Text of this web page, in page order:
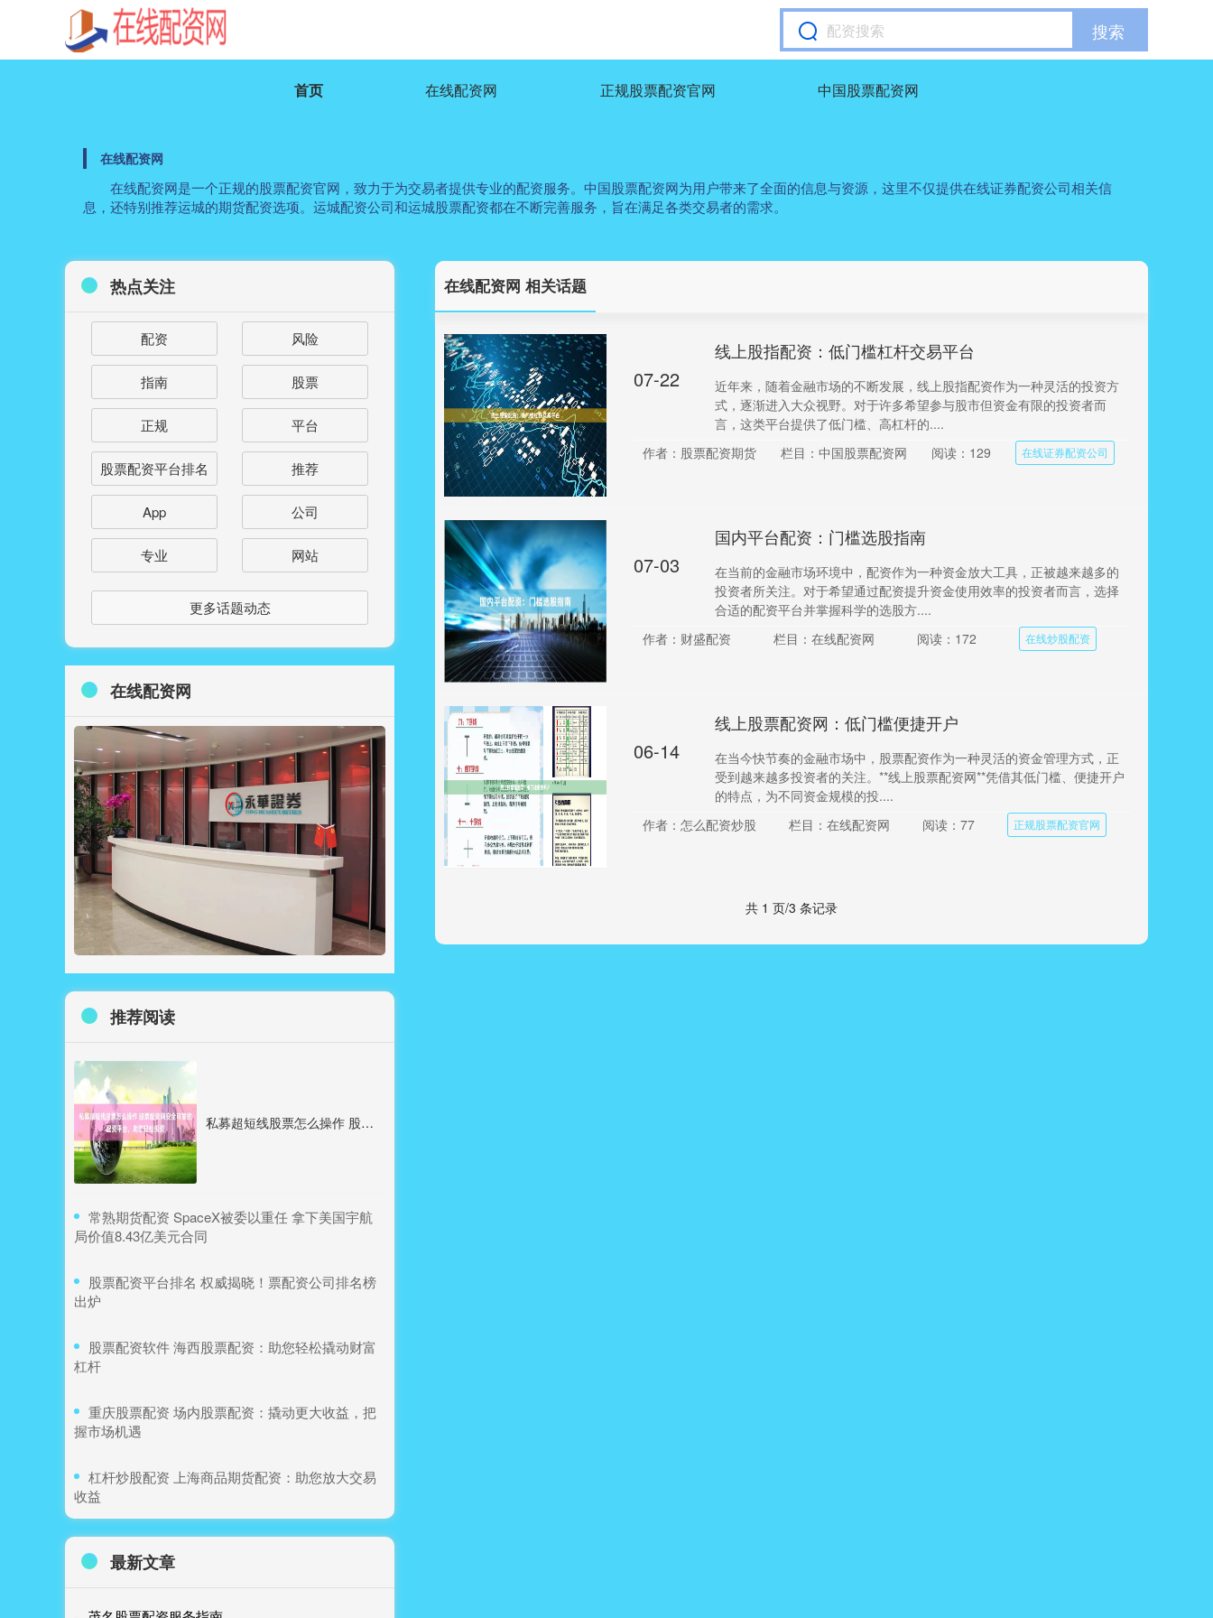
搜索
首页 在线配资网 正规股票配资官网 中国股票配资网
在线配资网
在线配资网是一个正规的股票配资官网，致力于为交易者提供专业的配资服务。中国股票配资网为用户带来了全面的信息与资源，这里不仅提供在线证券配资公司相关信
息，还特别推荐运城的期货配资选项。运城配资公司和运城股票配资都在不断完善服务，旨在满足各类交易者的需求。
在线配资网 相关话题
07-22
线上股指配资：低门槛杠杆交易平台
近年来，随着金融市场的不断发展，线上股指配资作为一种灵活的投资方
式，逐渐进入大众视野。对于许多希望参与股市但资金有限的投资者而
言，这类平台提供了低门槛、高杠杆的....
作者：股票配资期货
栏目：中国股票配资网 阅读：129 在线证券配资公司
07-03
国内平台配资：门槛选股指南
在当前的金融市场环境中，配资作为一种资金放大工具，正被越来越多的
投资者所关注。对于希望通过配资提升资金使用效率的投资者而言，选择
合适的配资平台并掌握科学的选股方....
作者：财盛配资
栏目：在线配资网 阅读：172 在线炒股配资
06-14
线上股票配资网：低门槛便捷开户
在当今快节奏的金融市场中，股票配资作为一种灵活的资金管理方式，正
受到越来越多投资者的关注。**线上股票配资网**凭借其低门槛、便捷开户
的特点，为不同资金规模的投....
作者：怎么配资炒股
栏目：在线配资网 阅读：77 正规股票配资官网
共 1 页/3 条记录
热点关注
配资 风险
指南 股票
正规 平台
股票配资平台排名 推荐
App 公司
专业 网站
更多话题动态
在线配资网
推荐阅读
私募超短线股票怎么操作 股票配资网安全可靠的配资平台，助您轻松投资
​常熟期货配资 SpaceX被委以重任 拿下美国宇航
局价值8.43亿美元合同
​股票配资平台排名 权威揭晓！票配资公司排名榜
出炉
​股票配资软件 海西股票配资：助您轻松撬动财富
杠杆
​重庆股票配资 场内股票配资：撬动更大收益，把
握市场机遇
​杠杆炒股配资 上海商品期货配资：助您放大交易
收益
最新文章